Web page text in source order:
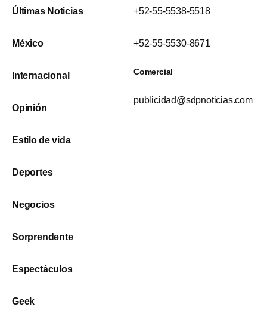
Últimas Noticias
México
Internacional
Opinión
Estilo de vida
Deportes
Negocios
Sorprendente
Espectáculos
Geek
+52-55-5538-5518
+52-55-5530-8671
Comercial
publicidad@sdpnoticias.com